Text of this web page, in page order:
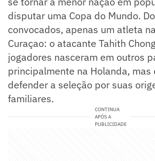
disputar uma Copa do Mundo.
convocados, apenas um atleta
Curaçao: o atacante Tahith
jogadores nasceram em outros
principalmente na Holanda, mas
defender a seleção por suas
familiares.
CONTINUA
APÓS A
PUBLICIDADE